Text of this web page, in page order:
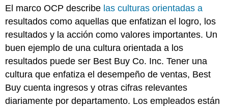
El marco OCP describe las culturas orientadas a
resultados como aquellas que enfatizan el logro, los
resultados y la acción como valores importantes. Un
buen ejemplo de una cultura orientada a los
resultados puede ser Best Buy Co. Inc. Tener una
cultura que enfatiza el desempeño de ventas, Best
Buy cuenta ingresos y otras cifras relevantes
diariamente por departamento. Los empleados están